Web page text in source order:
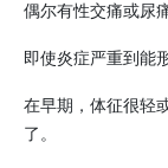
偶尔有性交痛或尿痛
即使炎症严重到能
在早期，体征很轻
了。